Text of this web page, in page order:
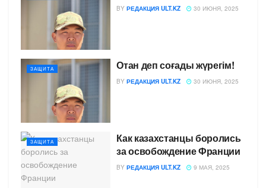
BY РЕДАКЦИЯ ULT.KZ 30 ИЮНЯ, 2025
ЗАЩИТА Отан деп соғады жүрегім!
BY РЕДАКЦИЯ ULT.KZ 30 ИЮНЯ, 2025
ЗАЩИТА
Как казахстанцы боролись
за освобождение Франции
BY РЕДАКЦИЯ ULT.KZ 9 МАЯ, 2025